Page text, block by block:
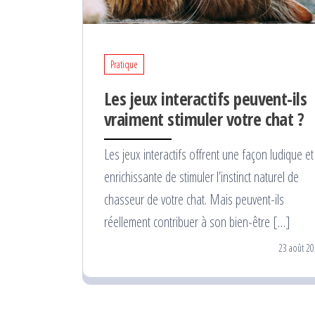
Pratique
Les jeux interactifs peuvent-ils
vraiment stimuler votre chat ?
Les jeux interactifs offrent une façon ludique et
enrichissante de stimuler l’instinct naturel de
chasseur de votre chat. Mais peuvent-ils
réellement contribuer à son bien-être […]
23 août